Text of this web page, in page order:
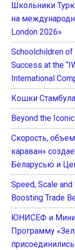
Школьники
на
London 2026»
Schoolchildren of
Success at the
International
Кошки Стамбула
Beyond the
Скорость,
караван»
Беларусью и
Speed, Scale
Boosting Trade
ЮНИСЕФ и
Программу